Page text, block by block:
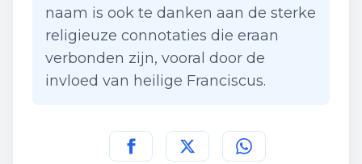
naam is ook te danken aan de sterke
religieuze connotaties die eraan
verbonden zijn, vooral door de
invloed van heilige Franciscus.
Deel deze pagina op
Deel deze pagina op
Deel deze pagina